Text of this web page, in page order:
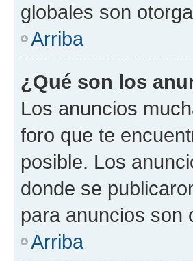
globales son
Arriba
¿Qué son los
Los anuncios
foro que te
posible. Los
donde se
para anuncios son
Arriba